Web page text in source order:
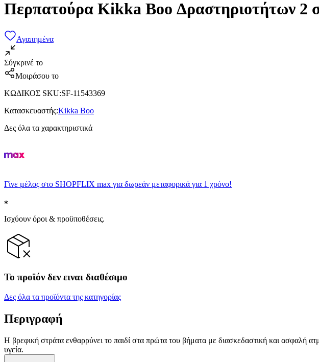
Περπατούρα Kikka Boo Δραστηριοτήτων 2
Αγαπημένα
Σύγκρινέ το
Μοιράσου το
ΚΩΔΙΚΟΣ SKU:SF-11543369
Κατασκευαστής:Kikka Boo
Δες όλα τα χαρακτηριστικά
Γίνε μέλος στο SHOPFLIX max για δωρεάν μεταφορικά για 1 χρόνο!
Ισχύουν όροι & προϋποθέσεις.
Το προϊόν δεν ειναι διαθέσιμο
Δες όλα τα προϊόντα της κατηγορίας
Περιγραφή
Η βρεφική στράτα ενθαρρύνει το παιδί στα πρώτα του βήματα με διασκεδαστική και ασφαλή
υγεία.